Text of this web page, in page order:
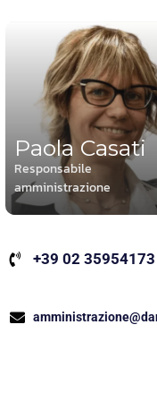
Paola Casati
Responsabile
amministrazione
+39 02 35954173